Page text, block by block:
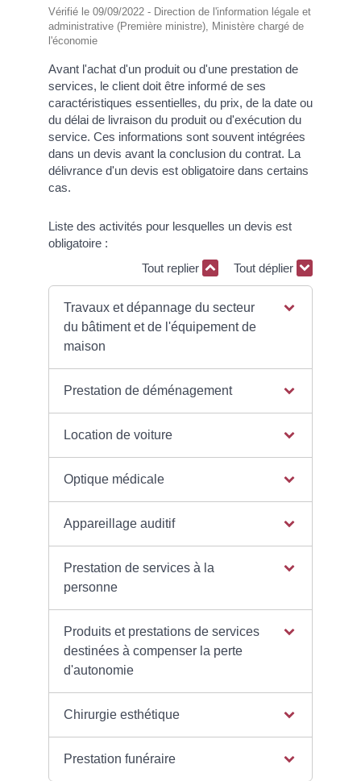
Vérifié le 09/09/2022 - Direction de l'information légale et
administrative (Première ministre), Ministère chargé de
l'économie
Avant l'achat d'un produit ou d'une prestation de
services, le client doit être informé de ses
caractéristiques essentielles, du prix, de la date ou
du délai de livraison du produit ou d'exécution du
service. Ces informations sont souvent intégrées
dans un devis avant la conclusion du contrat. La
délivrance d'un devis est obligatoire dans certains
cas.
Liste des activités pour lesquelles un devis est
obligatoire :
Tout replier
Tout déplier
Travaux et dépannage du secteur
du bâtiment et de l'équipement de
maison
Prestation de déménagement
Location de voiture
Optique médicale
Appareillage auditif
Prestation de services à la
personne
Produits et prestations de services
destinées à compenser la perte
d'autonomie
Chirurgie esthétique
Prestation funéraire